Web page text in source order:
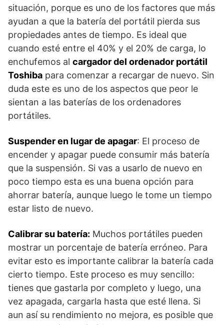
situación, porque es uno de los factores que más
ayudan a que la batería del portátil pierda sus
propiedades antes de tiempo. Es ideal que
cuando esté entre el 40% y el 20% de carga, lo
enchufemos al cargador del ordenador portátil
Toshiba para comenzar a recargar de nuevo. Sin
duda este es uno de los aspectos que peor le
sientan a las baterías de los ordenadores
portátiles.
Suspender en lugar de apagar: El proceso de
encender y apagar puede consumir más batería
que la suspensión. Si vas a usarlo de nuevo en
poco tiempo esta es una buena opción para
ahorrar batería, aunque luego le tome un tiempo
estar listo de nuevo.
Calibrar su batería: Muchos portátiles pueden
mostrar un porcentaje de batería erróneo. Para
evitar esto es importante calibrar la batería cada
cierto tiempo. Este proceso es muy sencillo:
tienes que gastarla por completo y luego, una
vez apagada, cargarla hasta que esté llena. Si
aun así su rendimiento no mejora, es posible que